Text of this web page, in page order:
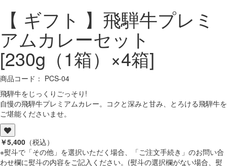
【 ギフト 】飛騨牛プレミ
アムカレーセット
[230g（1箱）×4箱]
商品コード： PCS-04
飛騨牛をじっくりごっそり!
自慢の飛騨牛プレミアムカレー。コクと深みと甘み、とろける飛騨牛を
ご堪能くださいませ。
￥5,400 （税込）
※熨斗で「その他」を選択いただく場合、「ご注文手続き」のお問い合
わせ欄に熨斗の内容をご記入ください。(熨斗の選択欄がない場合、熨